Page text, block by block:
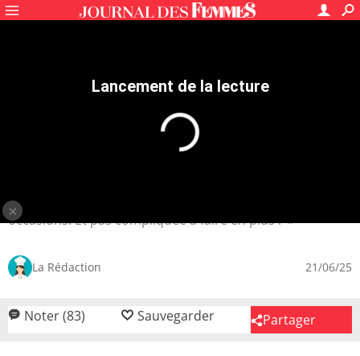
4.3 /5 83avis
Filet de bœuf en croûte aux
champignons
Une recette de fêtes idéale pour les grandes
occasions. Et pas compliquée à faire en plus !
La Rédaction 21/06/25
Noter (83) Sauvegarder Partager